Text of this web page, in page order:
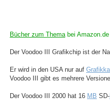
Bücher zum Themabei Amazon.de
Der Voodoo III Grafikchip ist der
Er wird in den USA nur auf
Voodoo III gibt es mehrere
Der Voodoo III 2000 hat 16 MB SD-